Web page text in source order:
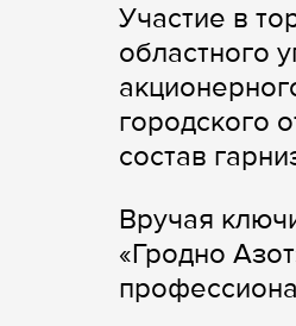
Участие в
областного
городского
состав
Вручая
«Гродно